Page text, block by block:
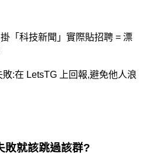
「科技新聞」實際貼招聘 = 漂
:在 LetsTG 上回報,避免他人浪
敗就該跳過該群?